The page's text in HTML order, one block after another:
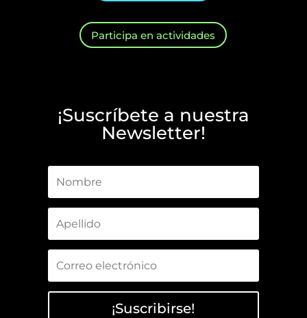
Participa en actividades
¡Suscríbete a nuestra
Newsletter!
¡Suscribirse!